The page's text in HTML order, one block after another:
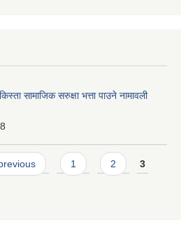
सामाजिक सरुक्षा भत्ता पाउने नामावली
1 2 3